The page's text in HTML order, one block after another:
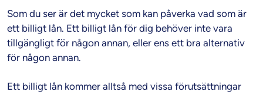
Som du ser är det mycket som kan påverka vad som är
ett billigt lån. Ett billigt lån för dig behöver inte vara
tillgängligt för någon annan, eller ens ett bra alternativ
för någon annan.
Ett billigt lån kommer alltså med vissa förutsättningar